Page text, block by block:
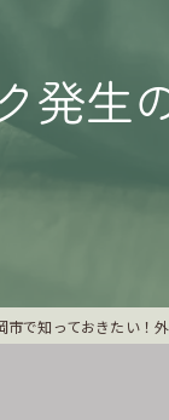
下地処理
ーフォロー・定期点
発生
市で知っておきたい！